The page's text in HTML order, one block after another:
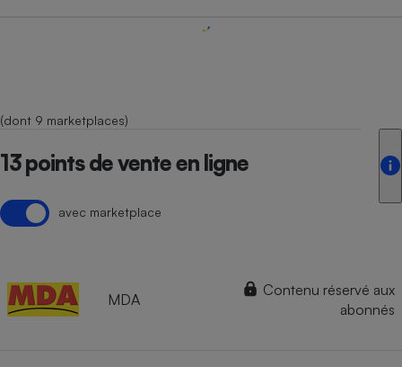
(dont 9 marketplaces)
13 points de vente en ligne
avec marketplace
MDA
Contenu réservé aux
abonnés